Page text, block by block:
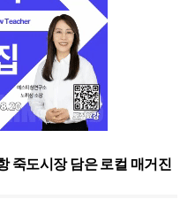
의 기도’로 나라·한국교회·다
죽도시장 담은 로컬 매거진